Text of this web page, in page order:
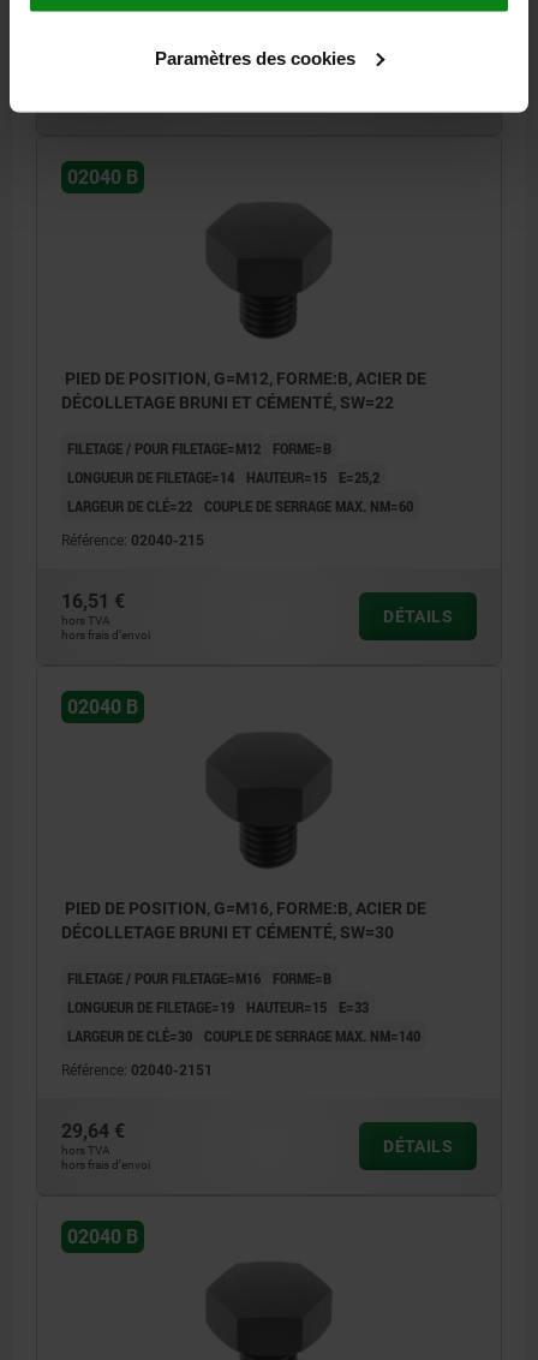
Paramètres des cookies
Référence:02040-210
02040 B
PIED DE POSITION, G=M12, FORME:B, ACIER DE
DÉCOLLETAGE BRUNI ET CÉMENTÉ, SW=22
FILETAGE / POUR FILETAGE=M12
FORME=B
LONGUEUR DE FILETAGE=14
HAUTEUR=15
E=25,2
LARGEUR DE CLÉ=22
COUPLE DE SERRAGE MAX. NM=60
Référence: 02040-215
16,51 €
hors TVA
hors frais d’envoi
DÉTAILS
02040 B
PIED DE POSITION, G=M16, FORME:B, ACIER DE
DÉCOLLETAGE BRUNI ET CÉMENTÉ, SW=30
FILETAGE / POUR FILETAGE=M16
FORME=B
LONGUEUR DE FILETAGE=19
HAUTEUR=15
E=33
LARGEUR DE CLÉ=30
COUPLE DE SERRAGE MAX. NM=140
Référence: 02040-2151
29,64 €
hors TVA
hors frais d’envoi
DÉTAILS
02040 B